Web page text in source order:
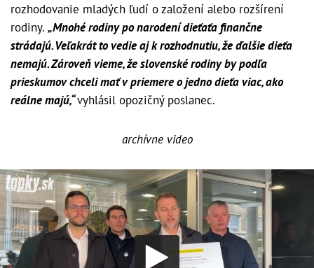
rozhodovanie mladých ľudí o založení alebo rozšírení
rodiny. „Mnohé rodiny po narodení dieťaťa finančne
strádajú. Veľakrát to vedie aj k rozhodnutiu, že ďalšie dieťa
nemajú. Zároveň vieme, že slovenské rodiny by podľa
prieskumov chceli mať v priemere o jedno dieťa viac, ako
reálne majú,“vyhlásil opozičný poslanec.
archívne video